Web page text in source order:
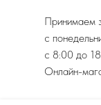
Принимаем
с
с 8:00 до
Онлайн-